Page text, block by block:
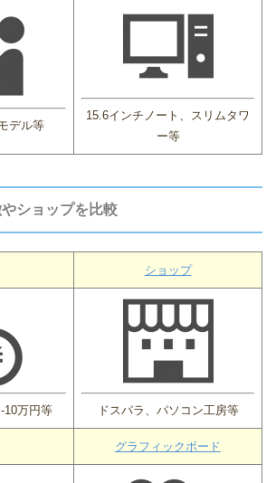
デル等
15.6インチノート、スリムタワ
ー等
ショップを比較
ショップ
10万円等 ドスパラ、パソコン工房等
グラフィックボード